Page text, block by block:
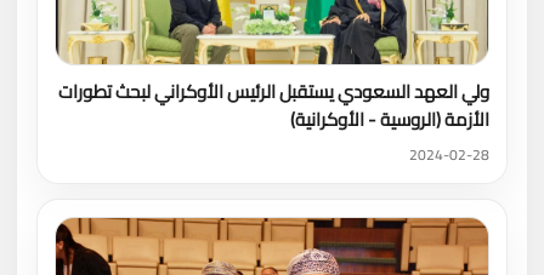
ولي العهد السعودي يستقبل الرئيس الأوكراني لبحث تطورات
الأزمة (الروسية - الأوكرانية)
2024-02-28